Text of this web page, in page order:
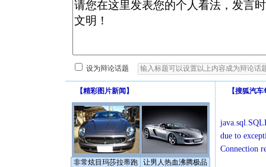
设为辩论话题
【精彩图片新闻 】
非常炫目玛莎拉蒂跑
让男人热血沸腾极品
【搜狐汽车
due to
Connection